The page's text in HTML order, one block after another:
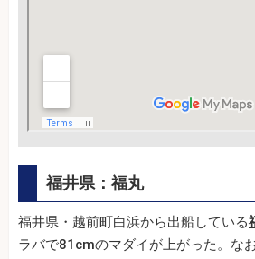
福井県：福丸
福井県・越前町白浜から出船している
ラバで81cmのマダイが上がった。な